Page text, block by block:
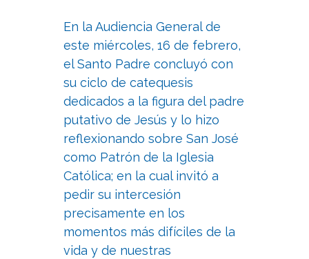
En la Audiencia General de
este miércoles, 16 de febrero,
el Santo Padre concluyó con
su ciclo de catequesis
dedicados a la figura del padre
putativo de Jesús y lo hizo
reflexionando sobre San José
como Patrón de la Iglesia
Católica; en la cual invitó a
pedir su intercesión
precisamente en los
momentos más difíciles de la
vida y de nuestras